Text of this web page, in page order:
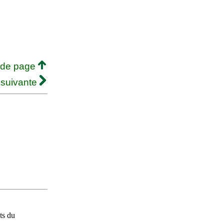
page
du